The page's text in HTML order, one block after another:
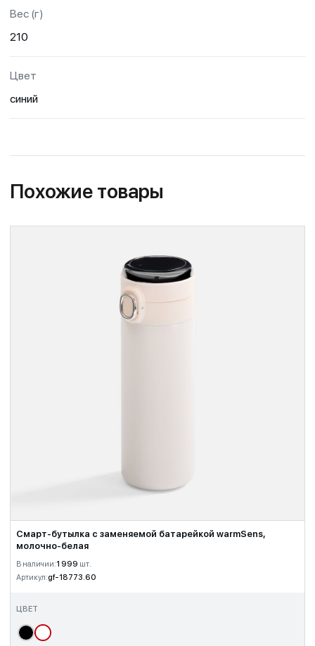
Вес (г)
210
Цвет
синий
Похожие товары
Смарт-бутылка c заменяемой батарейкой warmSens,
молочно-белая
В наличии:1 999 шт.
Артикул:gf-18773.60
ЦВЕТ